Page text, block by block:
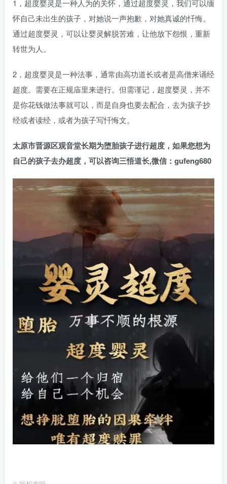
1，超度婴灵是一种人为的关怀，通过超度婴灵，我们可以缅
怀自己未出生的孩子，对她说一声抱歉，对她真诚的忏悔。
通过超度婴灵，可以让婴灵解脱苦难，让他放下怨恨，重新
转世为人。
2，超度婴灵是一种法事，通常由高功道长或者是高僧来诵经
超度。需要在正规庙里来进行。但需谨记，超度婴灵，并不
是你花钱做法事就可以，而是自身也要去配合，去为孩子抄
经或者读经，或者为孩子写忏悔文。
太原市晋源区观音堂长期为堕胎孩子进行超度，如果您想为
自己的孩子去办超度，可以咨询三悟道长,微信：gufeng680